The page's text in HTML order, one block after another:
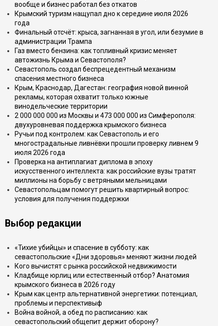
вообще и бизнес работал без откатов
Крымский туризм нащупал дно к середине июля 2026
года
Финальный отсчёт: крыса, загнанная в угол, или безумие в
администрации Трампа
Газ вместо бензина: как топливный кризис меняет
автожизнь Крыма и Севастополя?
Севастополь создал беспрецедентный механизм
спасения местного бизнеса
Крым, Краснодар, Дагестан: география новой винной
рекламы, которая охватит только южные
винодельческие территории
2 000 000 000 из Москвы и 473 000 000 из Симферополя:
двухуровневая поддержка крымского бизнеса
Ручьи под контролем: как Севастополь и его
многострадальные ливнёвки прошли проверку ливнем 9
июля 2026 года
Проверка на антиплагиат диплома в эпоху
искусственного интеллекта: как российские вузы тратят
миллионы на борьбу с ветряными мельницами
Севастопольцам помогут решить квартирный вопрос:
условия для получения поддержки
Выбор редакции
«Тихие убийцы» и спасение в субботу: как
севастопольские «Дни здоровья» меняют жизни людей
Кого вычистят с рынка российской недвижимости
Кладбище юрлиц или естественный отбор? Анатомия
крымского бизнеса в 2026 году
Крым как центр альтернативной энергетики: потенциал,
проблемы и перспективыф
Война войной, а обед по расписанию: как
севастопольский общепит держит оборону?